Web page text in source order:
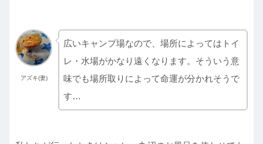
アズキ(妻)
広いキャンプ場なので、場所によってはトイ
レ・水場がかなり遠くなります。そういう意
味でも場所取りによって命運が分かれそうで
す…